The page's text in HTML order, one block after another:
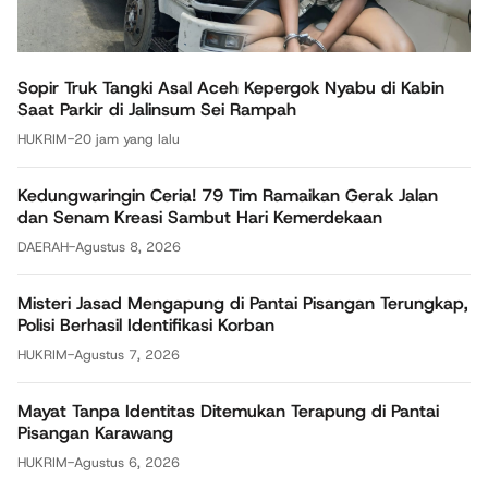
Sopir Truk Tangki Asal Aceh Kepergok Nyabu di Kabin
Saat Parkir di Jalinsum Sei Rampah
HUKRIM-20 jam yang lalu
Kedungwaringin Ceria! 79 Tim Ramaikan Gerak Jalan
dan Senam Kreasi Sambut Hari Kemerdekaan
DAERAH-Agustus 8, 2026
Misteri Jasad Mengapung di Pantai Pisangan Terungkap,
Polisi Berhasil Identifikasi Korban
HUKRIM-Agustus 7, 2026
Mayat Tanpa Identitas Ditemukan Terapung di Pantai
Pisangan Karawang
HUKRIM-Agustus 6, 2026